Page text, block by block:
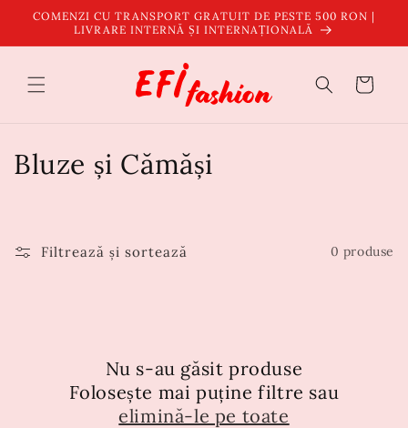
Salt la
conținut
COMENZI CU TRANSPORT GRATUIT DE PESTE 500 RON |
LIVRARE INTERNĂ ȘI INTERNAȚIONALĂ
Coș
C
e
Bluze și Cămăși
Filtrează și sortează 0 produse
Nu s-au găsit produse
Folosește mai puține filtre sau
elimină-le pe toate